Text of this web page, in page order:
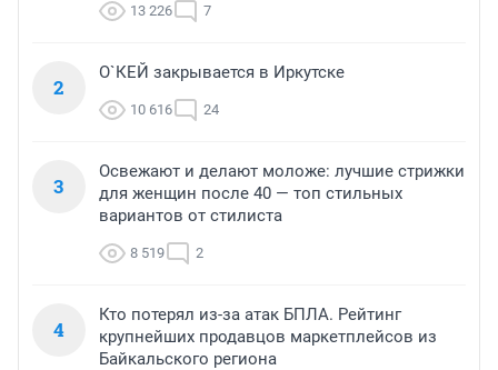
13 226 7
2
О`КЕЙ закрывается в Иркутске
10 616 24
3
Освежают и делают моложе: лучшие стрижки
для женщин после 40 — топ стильных
вариантов от стилиста
8 519 2
4
Кто потерял из-за атак БПЛА. Рейтинг
крупнейших продавцов маркетплейсов из
Байкальского региона